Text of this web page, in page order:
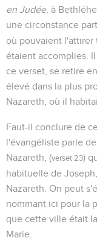
en Judée, à
une circonstance
où pouvaient l'attirer
étaient accomplies.
ce verset, se retire
élevé dans la plus
Nazareth, où il
Faut-il conclure de
l'évangéliste parle
Nazareth, (verset 23)
habituelle de
Nazareth. On peut
nommant ici pour la
que cette ville était
Marie.